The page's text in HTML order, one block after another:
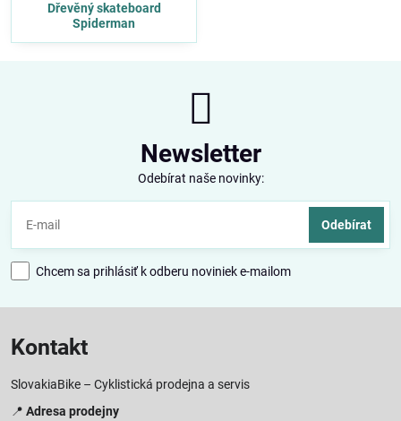
Dřevěný skateboard
Spiderman
Newsletter
Odebírat naše novinky:
Odebírat
Chcem sa prihlásiť k odberu noviniek e-mailom
Kontakt
SlovakiaBike – Cyklistická prodejna a servis
📍 Adresa prodejny